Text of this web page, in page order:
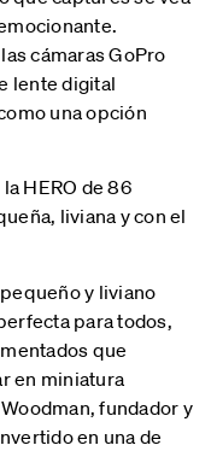
cámaras GoPro
lente digital
una opción
HERO de 86
liviana y con el
y liviano
para todos,
que
en miniatura
fundador y
en una de